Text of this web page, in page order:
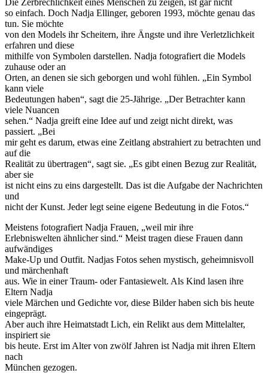
Die Zerbrechlichkeit eines Menschen zu zeigen, ist gar nicht
so einfach. Doch Nadja Ellinger, geboren 1993, möchte genau das
tun. Sie möchte
von den Models ihr Scheitern, ihre Ängste und ihre Verletzlichkeit
erfahren und diese
mithilfe von Symbolen darstellen. Nadja fotografiert die Models
zuhause oder an
Orten, an denen sie sich geborgen und wohl fühlen. „Ein Symbol
kann viele
Bedeutungen haben“, sagt die 25-Jährige. „Der Betrachter kann
viele Nuancen
sehen.“ Nadja greift eine Idee auf und zeigt nicht direkt, was
passiert. „Bei
mir geht es darum, etwas eine Zeitlang abstrahiert zu betrachten und
auf die
Realität zu übertragen“, sagt sie. „Es gibt einen Bezug zur Realität,
aber sie
ist nicht eins zu eins dargestellt. Das ist die Aufgabe der Nachrichten
und
nicht der Kunst. Jeder legt seine eigene Bedeutung in die Fotos.“
Meistens fotografiert Nadja Frauen, „weil mir ihre
Erlebniswelten ähnlicher sind.“ Meist tragen diese Frauen dann
aufwändiges
Make-Up und Outfit. Nadjas Fotos sehen mystisch, geheimnisvoll
und märchenhaft
aus. Wie in einer Traum- oder Fantasiewelt. Als Kind lasen ihre
Eltern Nadja
viele Märchen und Gedichte vor, diese Bilder haben sich bis heute
eingeprägt.
Aber auch ihre Heimatstadt Lich, ein Relikt aus dem Mittelalter,
inspiriert sie
bis heute. Erst im Alter von zwölf Jahren ist Nadja mit ihren Eltern
nach
München gezogen.